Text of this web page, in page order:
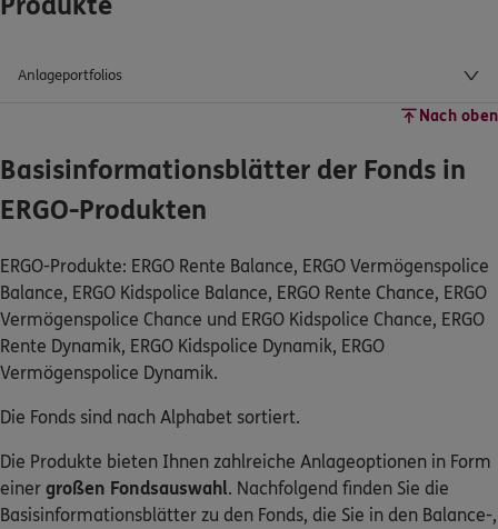
Anlageportfolios
Nach oben
Basisinformationsblätter der Fonds in
ERGO-Produkten
ERGO-Produkte: ERGO Rente Balance, ERGO Vermögenspolice
Balance, ERGO Kidspolice Balance, ERGO Rente Chance, ERGO
Vermögenspolice Chance und ERGO Kidspolice Chance, ERGO
Rente Dynamik, ERGO Kidspolice Dynamik, ERGO
Vermögenspolice Dynamik.
Die Fonds sind nach Alphabet sortiert.
Die Produkte bieten Ihnen zahlreiche Anlageoptionen in Form
einer großen Fondsauswahl. Nachfolgend finden Sie die
Basisinformationsblätter zu den Fonds, die Sie in den Balance-,